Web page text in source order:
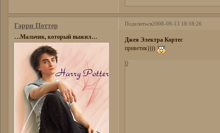
Поделиться2008-09-13 18:18:26
Гарри Поттер
…Мальчик, который выжил…
Джея Электра Кортес
приветик))))
0